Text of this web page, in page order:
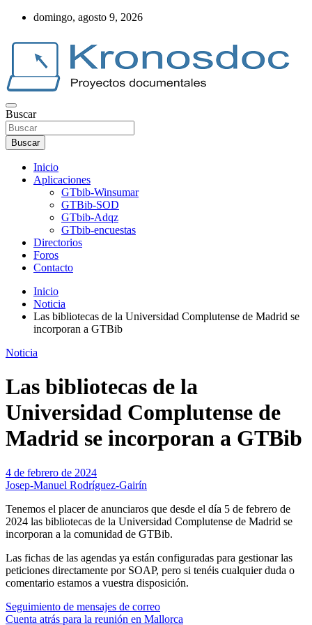
Saltar
contenido
domingo, agosto 9, 2026
Web Kronosdoc
Buscar
Buscar
Inicio
Aplicaciones
GTbib-Winsumar
GTBib-SOD
GTbib-Adqz
GTbib-encuestas
Directorios
Foros
Contacto
Inicio
Noticia
Las bibliotecas de la Universidad Complutense de Madrid se
incorporan a GTBib
Noticia
Las bibliotecas de la
Universidad Complutense de
Madrid se incorporan a GTBib
4 de febrero de 2024
Josep-Manuel Rodríguez-Gairín
Tenemos el placer de anunciaros que desde el día 5 de febrero de
2024 las bibliotecas de la Universidad Complutense de Madrid se
incorporan a la comunidad de GTBib.
Las fichas de las agendas ya están configuradas para gestionar las
peticiones directamente por SOAP, pero si tenéis cualquier duda o
comentario estamos a vuestra disposición.
Navegación
Seguimiento de mensajes de correo
Cuenta atrás para la reunión en Mallorca